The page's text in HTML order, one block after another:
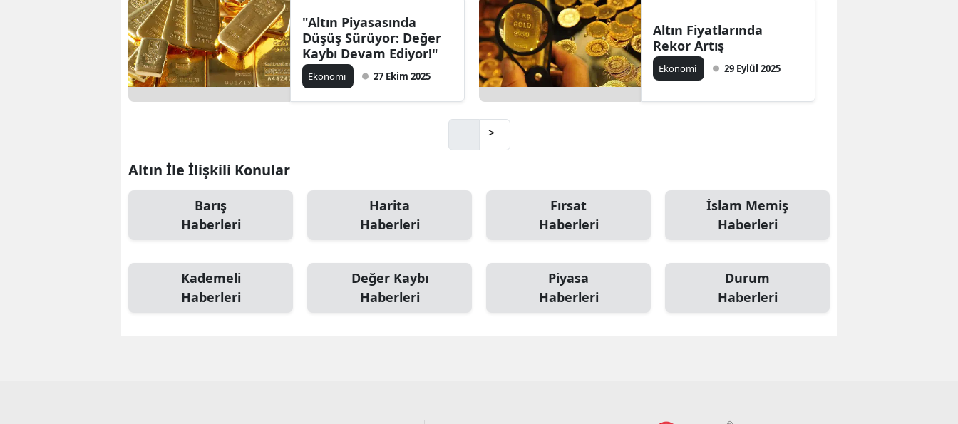
Gümüşhane
Hakkari
Isparta
Mersin
İstanbul
Kastamonu
Kayseri
"Altın Piyasasında
Düşüş Sürüyor: Değer
Kaybı Devam Ediyor!"
Ekonomi 27 Ekim 2025
Altın Fiyatlarında
Rekor Artış
Ekonomi 29 Eylül 2025
>
Altın İle İlişkili Konular
Barış
Haberleri
Harita
Haberleri
Fırsat
Haberleri
İslam Memiş
Haberleri
Kademeli
Haberleri
Değer Kaybı
Haberleri
Piyasa
Haberleri
Durum
Haberleri